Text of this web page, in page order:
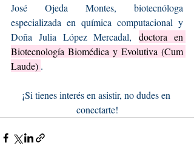
José Ojeda Montes, biotecnóloga
especializada en química computacional y
Doña Julia López Mercadal, doctora en
Biotecnología Biomédica y Evolutiva (Cum
Laude) .
¡Si tienes interés en asistir, no dudes en
conectarte!